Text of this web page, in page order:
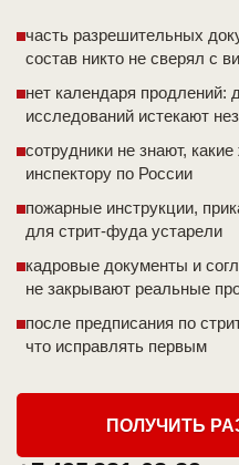
часть разрешительных
состав никто не сверял с
нет календаря продлений:
исследований истекают
сотрудники не знают,
инспектору по России
пожарные инструкции,
для стрит-фуда устарели
кадровые документы и
не закрывают реальные
после предписания по
что исправлять первым
ПОЛУЧИТЬ